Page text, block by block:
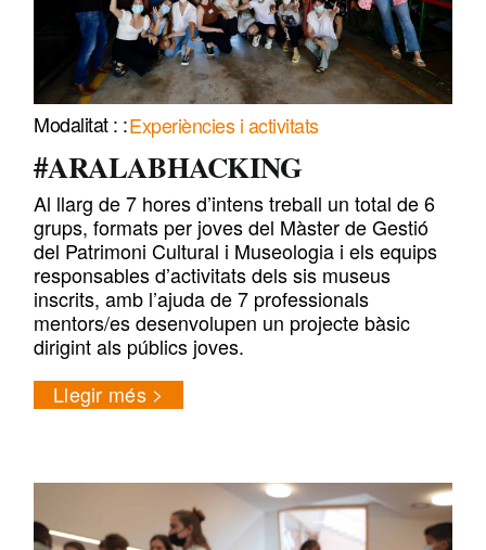
Experiències i activitats
#ARALABHACKING
Al llarg de 7 hores d’intens treball un total de 6
grups, formats per joves del Màster de Gestió
del Patrimoni Cultural i Museologia i els equips
responsables d’activitats dels sis museus
inscrits, amb l’ajuda de 7 professionals
mentors/es desenvolupen un projecte bàsic
dirigint als públics joves.
Llegir més